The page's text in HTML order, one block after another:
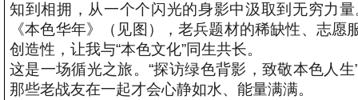
知到相拥，从一个个闪光的身影中汲取到无穷力
《本色华年》（见图），老兵题材的稀缺性、志
创造性，让我与“本色文化”同生共长。
这是一场循光之旅。“探访绿色背影，致敬本色人
那些老战友在一起才会心静如水、能量满满。